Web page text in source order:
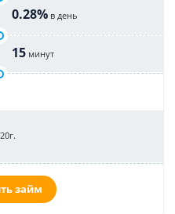
0.28% в день
15 минут
займ